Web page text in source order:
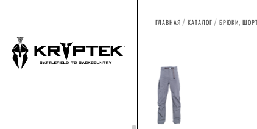
ГЛАВНАЯ КАТАЛОГ БРЮКИ,